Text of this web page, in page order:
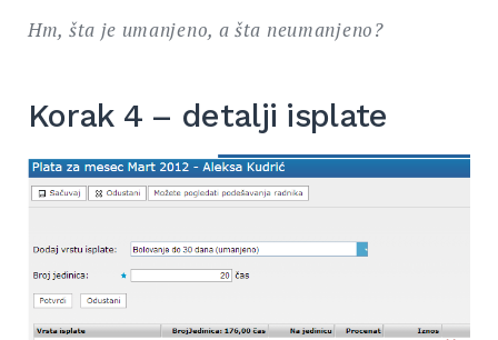
Hm, šta je umanjeno, a šta neumanjeno?
Korak 4 – detalji isplate